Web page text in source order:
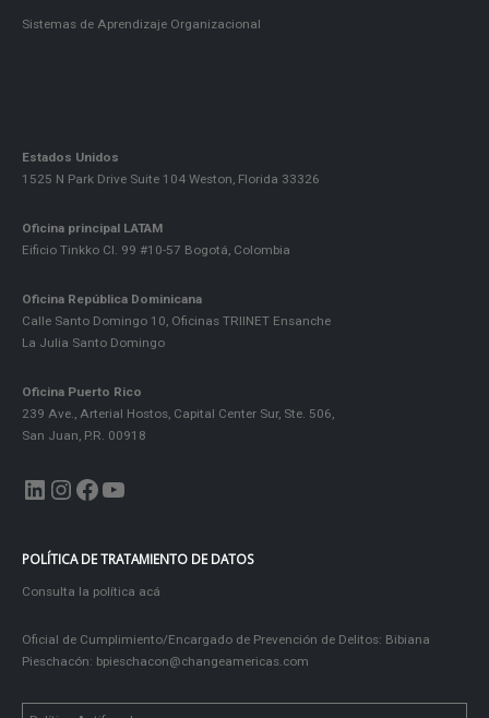
Sistemas de Aprendizaje Organizacional
Estados Unidos
1525 N Park Drive Suite 104 Weston, Florida 33326
Oficina principal LATAM
Eificio Tinkko Cl. 99 #10-57 Bogotá, Colombia
Oficina República Dominicana
Calle Santo Domingo 10, Oficinas TRIINET Ensanche
La Julia Santo Domingo
Oficina Puerto Rico
239 Ave., Arterial Hostos, Capital Center Sur, Ste. 506,
San Juan, P.R. 00918
LinkedIn InstagramFacebook YouTube
POLÍTICA DE TRATAMIENTO DE DATOS
Consulta la política acá
Oficial de Cumplimiento/Encargado de Prevención de Delitos: Bibiana
Pieschacón: bpieschacon@changeamericas.com